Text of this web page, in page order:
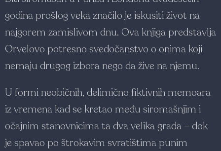
godina prošlog veka značilo je iskusiti život na
najgorem zamislivom dnu. Ova knjiga predstavlja
Orvelovo potresno svedočanstvo o onima koji
nemaju drugog izbora nego da žive na njemu.
U formi neobičnih, delimično fiktivnih memoara
iz vremena kad se kretao među siromašnjim i
očajnim stanovnicima ta dva velika grada ­– dok
je spavao po štrokavim svratištima punim